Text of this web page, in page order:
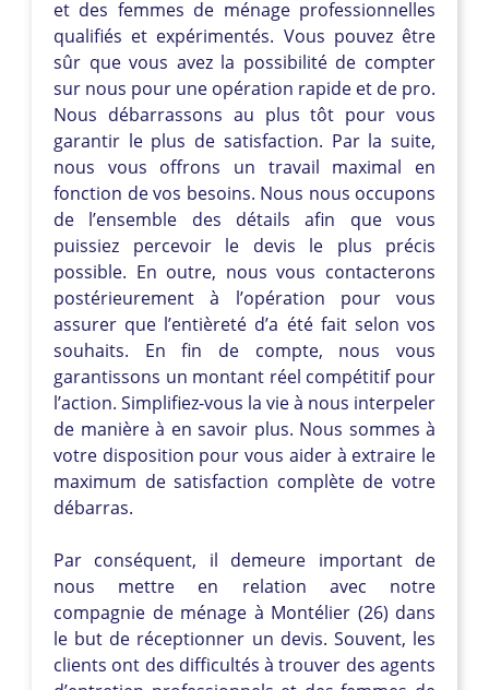
et des femmes de ménage professionnelles
qualifiés et expérimentés. Vous pouvez être
sûr que vous avez la possibilité de compter
sur nous pour une opération rapide et de pro.
Nous débarrassons au plus tôt pour vous
garantir le plus de satisfaction. Par la suite,
nous vous offrons un travail maximal en
fonction de vos besoins. Nous nous occupons
de l’ensemble des détails afin que vous
puissiez percevoir le devis le plus précis
possible. En outre, nous vous contacterons
postérieurement à l’opération pour vous
assurer que l’entièreté d’a été fait selon vos
souhaits. En fin de compte, nous vous
garantissons un montant réel compétitif pour
l’action. Simplifiez-vous la vie à nous interpeler
de manière à en savoir plus. Nous sommes à
votre disposition pour vous aider à extraire le
maximum de satisfaction complète de votre
débarras.
Par conséquent, il demeure important de
nous mettre en relation avec notre
compagnie de ménage à Montélier (26) dans
le but de réceptionner un devis. Souvent, les
clients ont des difficultés à trouver des agents